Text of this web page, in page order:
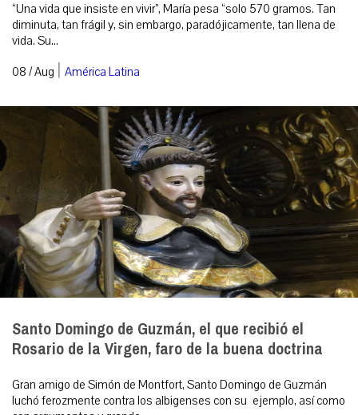
“Una vida que insiste en vivir”, María pesa “solo 570 gramos. Tan
diminuta, tan frágil y, sin embargo, paradójicamente, tan llena de
vida. Su...
08 / Aug | América Latina
Santo Domingo de Guzmán, el que recibió el
Rosario de la Virgen, faro de la buena doctrina
Gran amigo de Simón de Montfort, Santo Domingo de Guzmán
luchó ferozmente contra los albigenses con su ejemplo, así como